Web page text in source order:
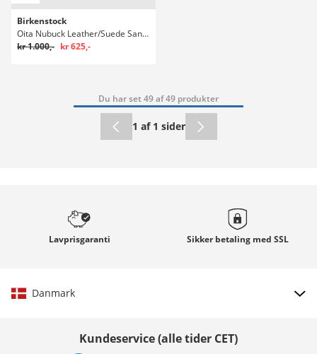
Birkenstock
Oita Nubuck Leather/Suede Sandaler
kr 1.000,- kr 625,-
Du har set 49 af 49 produkter
1 af 1 sider
Lavprisgaranti Sikker betaling med SSL
Danmark
Kundeservice (alle tider CET)